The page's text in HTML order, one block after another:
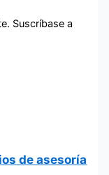
Suscríbase a
de asesoría